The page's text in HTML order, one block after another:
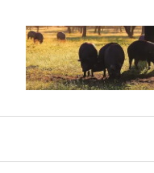
contenido